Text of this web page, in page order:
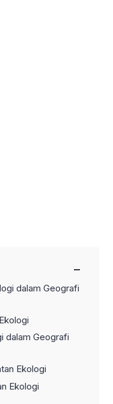
−
dalam Geografi
dalam Geografi
Ekologi
Ekologi